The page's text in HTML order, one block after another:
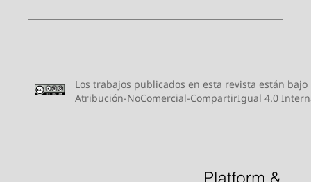
Los trabajos publicados en esta revista están
Atribución-NoComercial-CompartirIgual 4.0